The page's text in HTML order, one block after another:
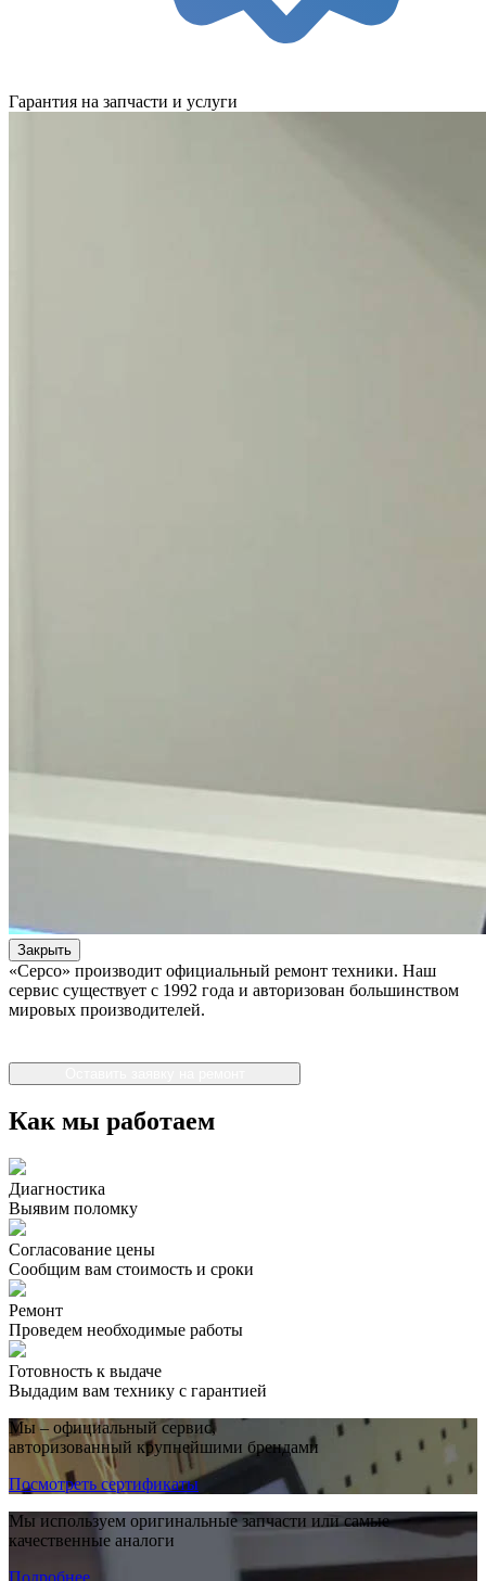
Гарантия на запчасти и услуги
Закрыть
«Серсо» производит официальный ремонт техники. Наш
сервис существует с 1992 года и авторизован большинством
мировых производителей.
Как мы работаем
Диагностика
Выявим поломку
Согласование цены
Сообщим вам стоимость и сроки
Ремонт
Проведем необходимые работы
Готовность к выдаче
Выдадим вам технику с гарантией
Мы – официальный сервис,
авторизованный крупнейшими брендами
Посмотреть сертификаты
Мы используем оригинальные запчасти или самые
качественные аналоги
Подробнее